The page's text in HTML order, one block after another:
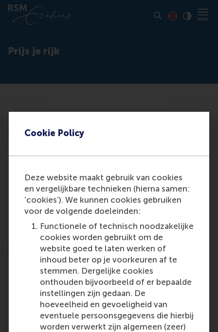
Cookie Policy
Deze website maakt gebruik van cookies
en vergelijkbare technieken (hierna samen:
‘cookies’). We kunnen cookies gebruiken
voor de volgende doeleinden:
Functionele of technisch noodzakelijke
cookies worden gebruikt om de
website goed te laten werken of
inhoud beter op je voorkeuren af te
stemmen. Dergelijke cookies
onthouden bijvoorbeeld of er bepaalde
instellingen zijn gedaan. De
hoeveelheid en gevoeligheid van
eventuele persoonsgegevens die hierbij
worden verwerkt zijn algemeen (zeer)
Prijs je rijk
Participants
Oostvoorn, B. van
Role: General
Reference type: Journalist
Media Outlets
Dagblad De Pers(Unknown)